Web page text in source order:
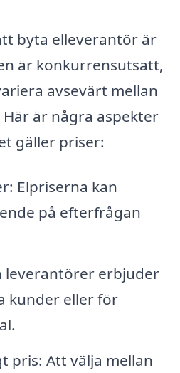
byta elleverantör är
är konkurrensutsatt,
avsevärt mellan
är några aspekter
gäller priser:
Elpriserna kan
på efterfrågan
leverantörer erbjuder
kunder eller för
pris: Att välja mellan